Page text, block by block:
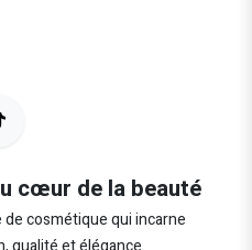
cœur de la beauté
cosmétique qui incarne